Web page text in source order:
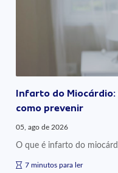
Infarto do Miocárdio:
como prevenir
05, ago de 2026
O que é infarto do
7 minutos para ler